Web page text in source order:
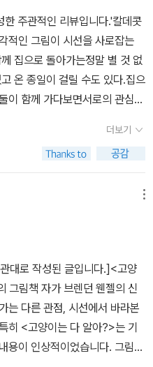
른 두 주인공만큼 서로 다른
는 그림들이 참 매력이 넘친답
만의 방식으로 보고 있기에 다
고양이는 돌담 위를 걷고물에
만벨은 기겁을 하는듯 온몸의 털
차이가 보여한장면 한장면 보
해가 지고노을 지는 들판의 모
는 별이 가득한 밤까지 함께하
이 참 보기 좋아요두 친구의 모
에서도 서로 생각과 관점이 다
공감해야함을 알려주어요함께
께하는 즐거움을 아이들에게
조화가 멋진 그림책!<따로 또
요♥@allnonly.book#올리 로
였습니다#따로또같이갈까 #브
이책 #칼데콧아너상수상작가
주관적인 리뷰입니다.'칼데콧
적인 그림이 시선을 사로잡는
집으로 돌아가는정말 별 것 없
온 종일이 걸릴 수도 있다.집으
이 함께 가다보면서로의 관심사
수에 비친 자신들의 모습을 들
길을 가는 두 친구의 모습이
수 없는 소리에 귀를 기울이고,
다른 동물들의 흔적을 느끼기도
다른 생명체들이 얼마나 많을
려 그림책에 나오지 않는 친구
신나게 해 줄 것 같다.냇물을
배를 따서 먹으려다배를 떨어
머리에 떨어졌다.깜짝 놀란 벨
도망치다 가시덤불 속에서 완
다. 동굴밖을 나와 비에 흠뻑 젖
더보기
대로 작성된 글입니다.]<고양
그림책 자가 브렌던 웬젤의 신
는 다른 관점, 시선에서 바라본
히 <고양이는 다 알아?>는 기
용이 인상적이었습니다. 그림책